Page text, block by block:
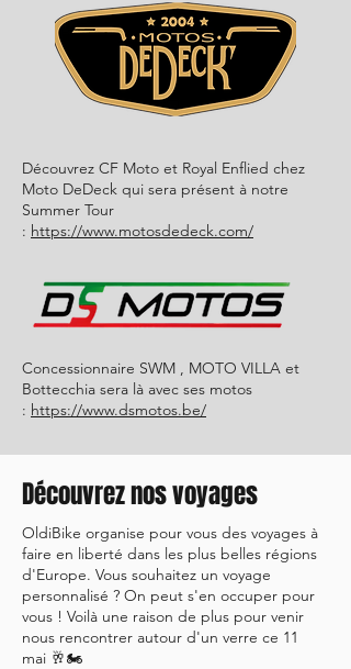
Découvrez CF Moto et Royal Enflied chez
Moto DeDeck qui sera présent à notre
Summer Tour
: https://www.motosdedeck.com/
Concessionnaire SWM , MOTO VILLA et
Bottecchia sera là avec ses motos
: https://www.dsmotos.be/
Découvrez nos voyages
OldiBike organise pour vous des voyages à
faire en liberté dans les plus belles régions
d'Europe. Vous souhaitez un voyage
personnalisé ? On peut s'en occuper pour
vous ! Voilà une raison de plus pour venir
nous rencontrer autour d'un verre ce 11
mai 🥂🏍